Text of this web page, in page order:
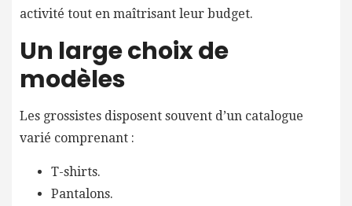
activité tout en maîtrisant leur budget.
Un large choix de
modèles
Les grossistes disposent souvent d’un catalogue
varié comprenant :
T-shirts.
Pantalons.